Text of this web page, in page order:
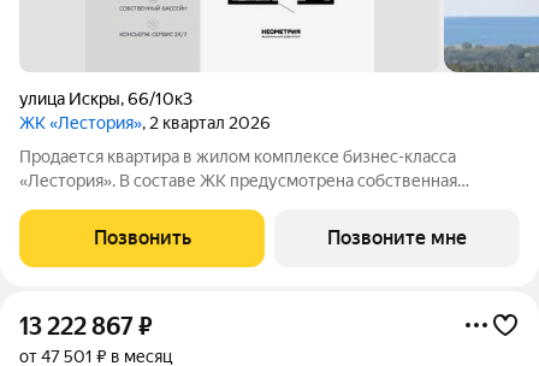
улица Искры,66/10к3
ЖК «Лестория», 2 квартал 2026
Продается квартира в жилом комплексе бизнес-класса
«Лестория». В составе ЖК предусмотрена собственная
подогреваемыми бассейнами, что соответствуют стандартам
бизнес-класса. Аквазона объединяет взрослый и
Позвонить Позвоните мне
13 222 867₽
от 47 501 ₽ в месяц